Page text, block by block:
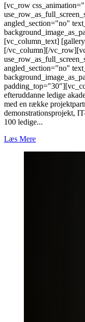
[vc_row
angled_section="no"
[vc_column_text]
[/vc_column][/
angled_section="no"
efteruddanne ledige
med en række
demonstrationsprojekt,
100 ledige...
Læs Mere